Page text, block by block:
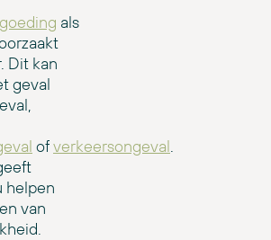
als
Dit kan
geval
ofverkeersongeval.
helpen
van